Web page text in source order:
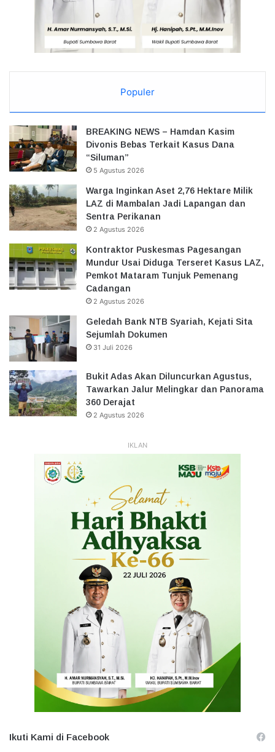
Populer
BREAKING NEWS – Hamdan Kasim
Divonis Bebas Terkait Kasus Dana
“Siluman”
5 Agustus 2026
Warga Inginkan Aset 2,76 Hektare Milik
LAZ di Mambalan Jadi Lapangan dan
Sentra Perikanan
2 Agustus 2026
Kontraktor Puskesmas Pagesangan
Mundur Usai Diduga Terseret Kasus LAZ,
Pemkot Mataram Tunjuk Pemenang
Cadangan
2 Agustus 2026
Geledah Bank NTB Syariah, Kejati Sita
Sejumlah Dokumen
31 Juli 2026
Bukit Adas Akan Diluncurkan Agustus,
Tawarkan Jalur Melingkar dan Panorama
360 Derajat
2 Agustus 2026
IKLAN
Ikuti Kami di Facebook